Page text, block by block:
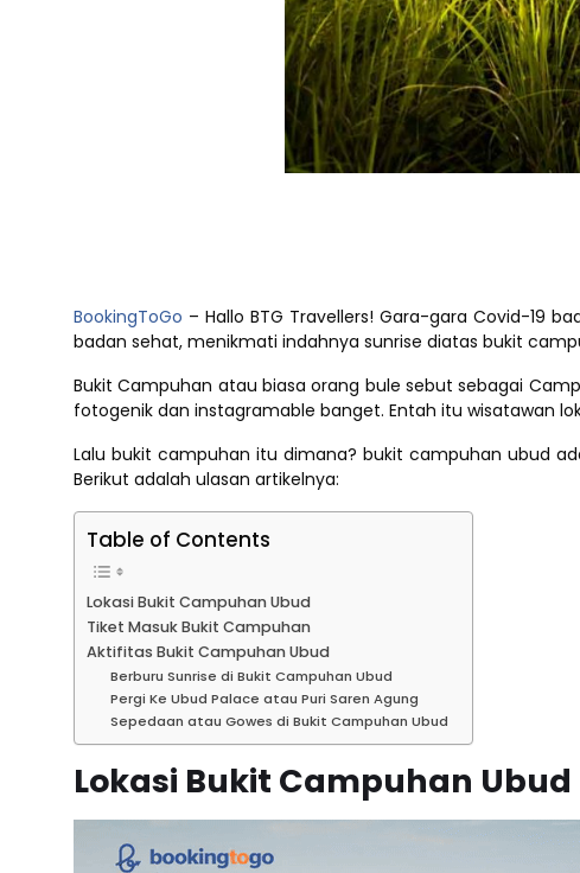
BookingToGo – Hallo BTG Travellers! Gara-gara Covid-19
badan sehat, menikmati indahnya sunrise diatas bukit
Bukit Campuhan atau biasa orang bule sebut sebagai
fotogenik dan instagramable banget. Entah itu wisatawan
Lalu bukit campuhan itu dimana? bukit campuhan ubud
Berikut adalah ulasan artikelnya:
Table of Contents
Lokasi Bukit Campuhan Ubud
Tiket Masuk Bukit Campuhan
Aktifitas Bukit Campuhan Ubud
Berburu Sunrise di Bukit Campuhan Ubud
Pergi Ke Ubud Palace atau Puri Saren Agung
Sepedaan atau Gowes di Bukit Campuhan Ubud
Lokasi Bukit Campuhan Ubud